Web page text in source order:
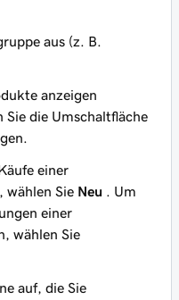
aus (z. B.
anzeigen
die Umschaltfläche
einer
wählen Sie Neu . Um
einer
wählen Sie
auf, die Sie